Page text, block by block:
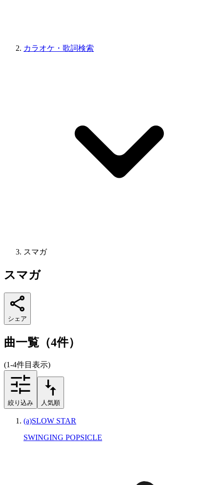
カラオケ・歌詞検索
スマガ
スマガ
シェア
曲一覧（4件）
(1-4件目表示)
絞り込み 人気順
(a)SLOW STAR
SWINGING POPSICLE